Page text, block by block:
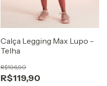
Calça Legging Max Lupo -
Telha
R$119,90
R$196,90